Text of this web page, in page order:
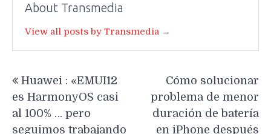
About Transmedia
View all posts by Transmedia →
de
entradas
Huawei : «EMUI12
es HarmonyOS casi
al 100% … pero
seguimos trabajando
Cómo solucionar
problema de menor
duración de batería
en iPhone después